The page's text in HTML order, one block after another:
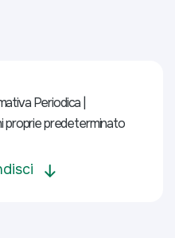
Periodica |
proprie predeterminato